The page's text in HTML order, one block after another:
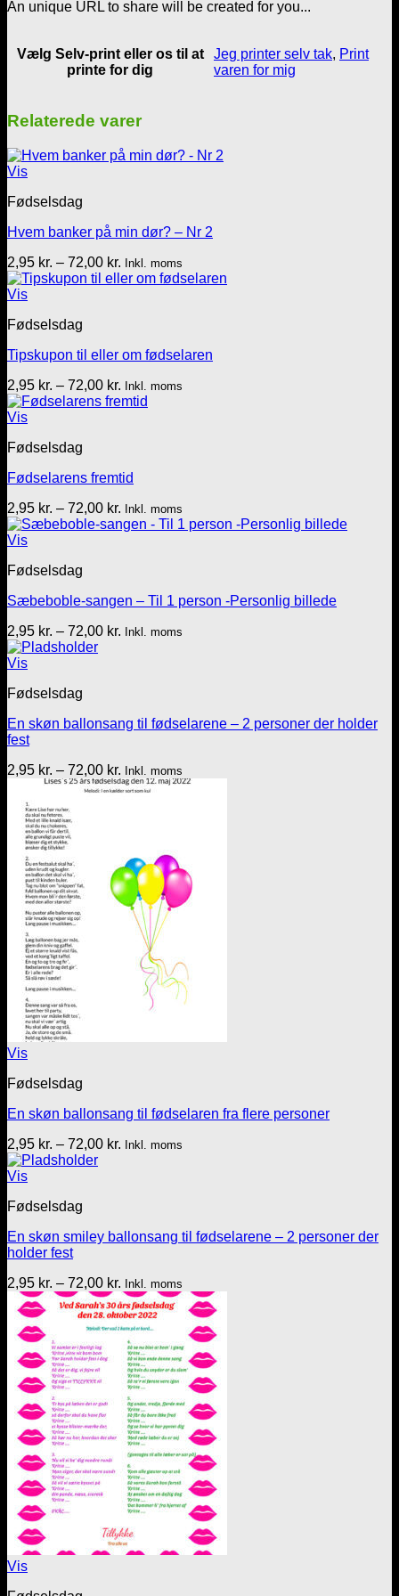
An unique URL to share will be created for you...
Vælg Selv-print eller os til at
printe for dig
Jeg printer selv tak, Print
varen for mig
Relaterede varer
Vis
Fødselsdag
Hvem banker på min dør? – Nr 2
2,95 kr. – 72,00 kr. Prisinterval:
2,95 kr.
Inkl. moms
Vis
Fødselsdag
Tipskupon til eller om fødselaren
2,95 kr. – 72,00 kr. Prisinterval:
2,95 kr.
Inkl. moms
Vis
Fødselsdag
Fødselarens fremtid
2,95 kr. – 72,00 kr. Prisinterval:
2,95 kr.
Inkl. moms
Vis
Fødselsdag
Sæbeboble-sangen – Til 1 person -Personlig billede
2,95 kr. – 72,00 kr. Prisinterval:
Inkl. moms
Vis
Fødselsdag
En skøn ballonsang til fødselarene – 2 personer der holder
fest
2,95 kr. – 72,00 kr. Prisinterval:
2,95 kr.
Inkl. moms
Vis
Fødselsdag
En skøn ballonsang til fødselaren fra flere personer
2,95 kr. – 72,00 kr. Prisinterval:
Inkl. moms
Vis
Fødselsdag
En skøn smiley ballonsang til fødselarene – 2 personer der
holder fest
2,95 kr. – 72,00 kr. Prisinterval:
2,95 kr.
til
72,00 kr.
Inkl. moms
Vis